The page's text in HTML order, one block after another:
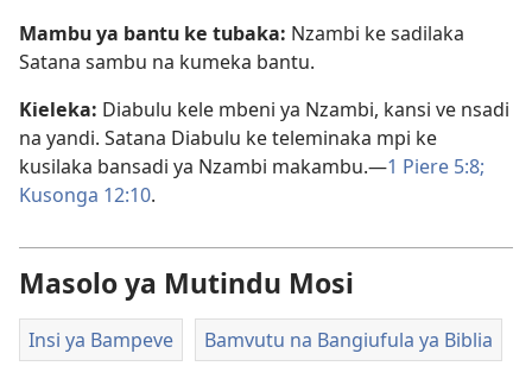
Mambu ya bantu ke tubaka: Nzambi ke sadilaka
Satana sambu na kumeka bantu.
Kieleka: Diabulu kele mbeni ya Nzambi, kansi ve nsadi
na yandi. Satana Diabulu ke teleminaka mpi ke
kusilaka bansadi ya Nzambi makambu.—1 Piere 5:8;
Kusonga 12:10.
Masolo ya Mutindu Mosi
Insi ya Bampeve Bamvutu na Bangiufula ya Biblia